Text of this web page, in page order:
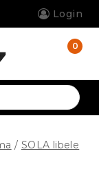
Login
0
/ SOLA libele